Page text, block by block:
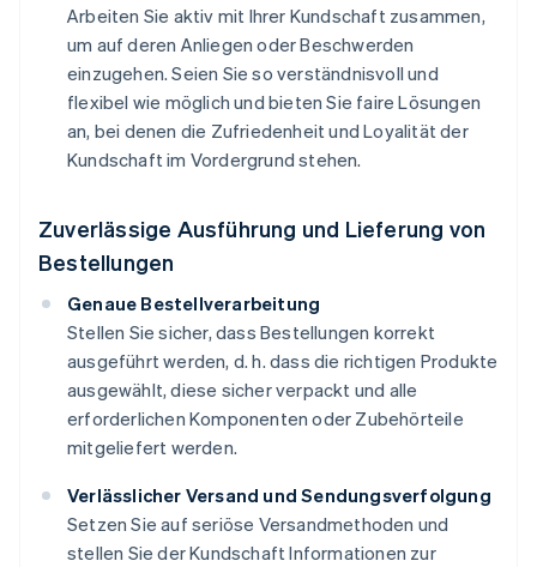
Arbeiten Sie aktiv mit Ihrer Kundschaft zusammen,
um auf deren Anliegen oder Beschwerden
einzugehen. Seien Sie so verständnisvoll und
flexibel wie möglich und bieten Sie faire Lösungen
an, bei denen die Zufriedenheit und Loyalität der
Kundschaft im Vordergrund stehen.
Zuverlässige Ausführung und Lieferung von
Bestellungen
Genaue Bestellverarbeitung
Stellen Sie sicher, dass Bestellungen korrekt
ausgeführt werden, d. h. dass die richtigen Produkte
ausgewählt, diese sicher verpackt und alle
erforderlichen Komponenten oder Zubehörteile
mitgeliefert werden.
Verlässlicher Versand und Sendungsverfolgung
Setzen Sie auf seriöse Versandmethoden und
stellen Sie der Kundschaft Informationen zur